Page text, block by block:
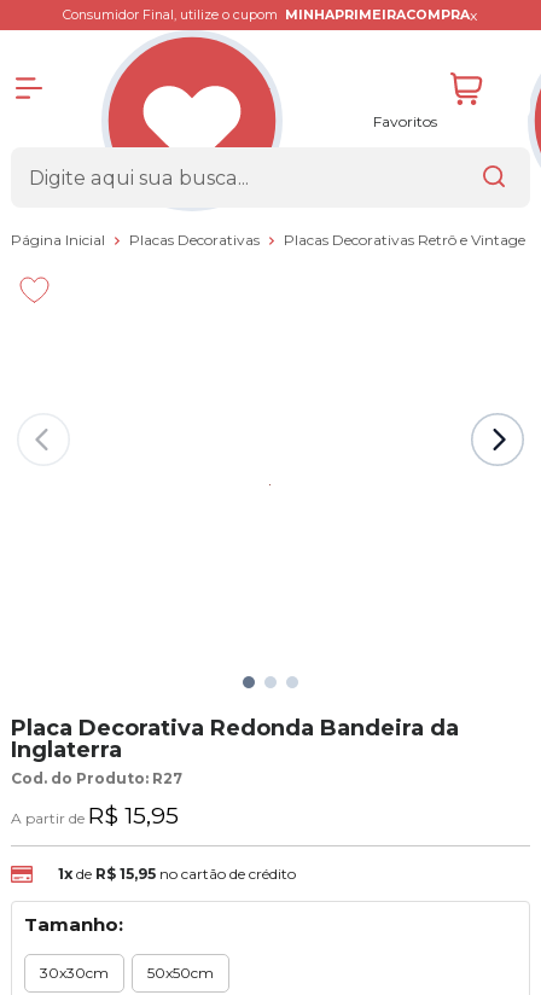
Consumidor Final, utilize o cupom MINHAPRIMEIRACOMPRAx
Favoritos
Página Inicial Placas Decorativas Placas Decorativas Retrô e Vintage
Placa Decorativa Redonda Bandeira da
Inglaterra
Cod. do Produto: R27
A partir de R$ 15,95
1xde R$ 15,95 no cartão de crédito
Tamanho:
30x30cm 50x50cm